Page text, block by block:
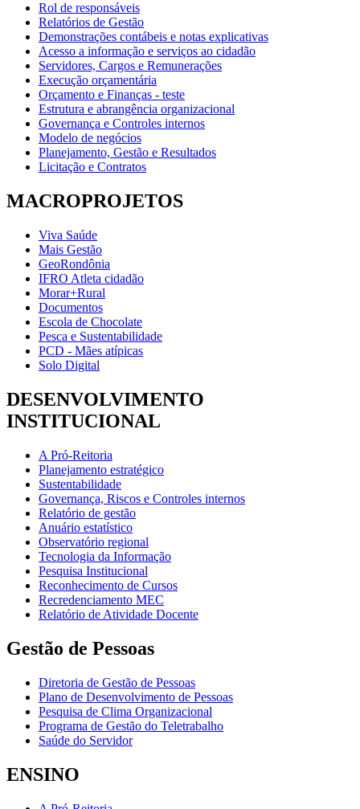
Rol de responsáveis
Relatórios de Gestão
Demonstrações contábeis e notas explicativas
Acesso a informação e serviços ao cidadão
Servidores, Cargos e Remunerações
Execução orçamentária
Orçamento e Finanças - teste
Estrutura e abrangência organizacional
Governança e Controles internos
Modelo de negócios
Planejamento, Gestão e Resultados
Licitação e Contratos
MACROPROJETOS
Viva Saúde
Mais Gestão
GeoRondônia
IFRO Atleta cidadão
Morar+Rural
Documentos
Escola de Chocolate
Pesca e Sustentabilidade
PCD - Mães atípicas
Solo Digital
DESENVOLVIMENTO
INSTITUCIONAL
A Pró-Reitoria
Planejamento estratégico
Sustentabilidade
Governança, Riscos e Controles internos
Relatório de gestão
Anuário estatístico
Observatório regional
Tecnologia da Informação
Pesquisa Institucional
Reconhecimento de Cursos
Recredenciamento MEC
Relatório de Atividade Docente
Gestão de Pessoas
Diretoria de Gestão de Pessoas
Plano de Desenvolvimento de Pessoas
Pesquisa de Clima Organizacional
Programa de Gestão do Teletrabalho
Saúde do Servidor
ENSINO